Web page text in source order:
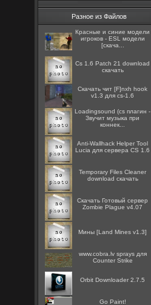
Разное из Файлов
Красные и синие модели
игроков - ESL модели
[скача...
Cs 1.6 Patch 21 download
скачать
Скачать чит [F]nxh hook
v1.3 для cs-1.6
Loadingsound (cs плагин -
Звучит музыка при
коннек...
Anti-Wallhack Helper Tool
Lucia для сервера CS 1.6
Temporary Files Cleaner
download скачать
Скачать Готовый сервер
Zombie Plague v4.07
Мины [Land Mines v1.3]
www.cobra.lv sprays для
Counter Strike
Orbit Downloader 2.7.5
Go Paint!